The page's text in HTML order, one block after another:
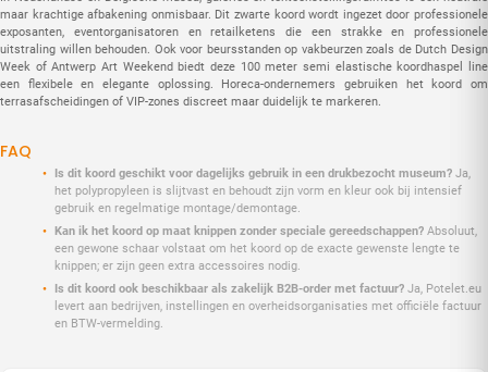
maar krachtige afbakening onmisbaar. Dit zwarte koord wordt ingezet door professionele
exposanten, eventorganisatoren en retailketens die een strakke en professionele
uitstraling willen behouden. Ook voor beursstanden op vakbeurzen zoals de Dutch Design
Week of Antwerp Art Weekend biedt deze 100 meter semi elastische koordhaspel line
een flexibele en elegante oplossing. Horeca-ondernemers gebruiken het koord om
terrasafscheidingen of VIP-zones discreet maar duidelijk te markeren.
FAQ
Is dit koord geschikt voor dagelijks gebruik in een drukbezocht museum? Ja,
het polypropyleen is slijtvast en behoudt zijn vorm en kleur ook bij intensief
gebruik en regelmatige montage/demontage.
Kan ik het koord op maat knippen zonder speciale gereedschappen? Absoluut,
een gewone schaar volstaat om het koord op de exacte gewenste lengte te
knippen; er zijn geen extra accessoires nodig.
Is dit koord ook beschikbaar als zakelijk B2B-order met factuur? Ja, Potelet.eu
levert aan bedrijven, instellingen en overheidsorganisaties met officiële factuur
en BTW-vermelding.